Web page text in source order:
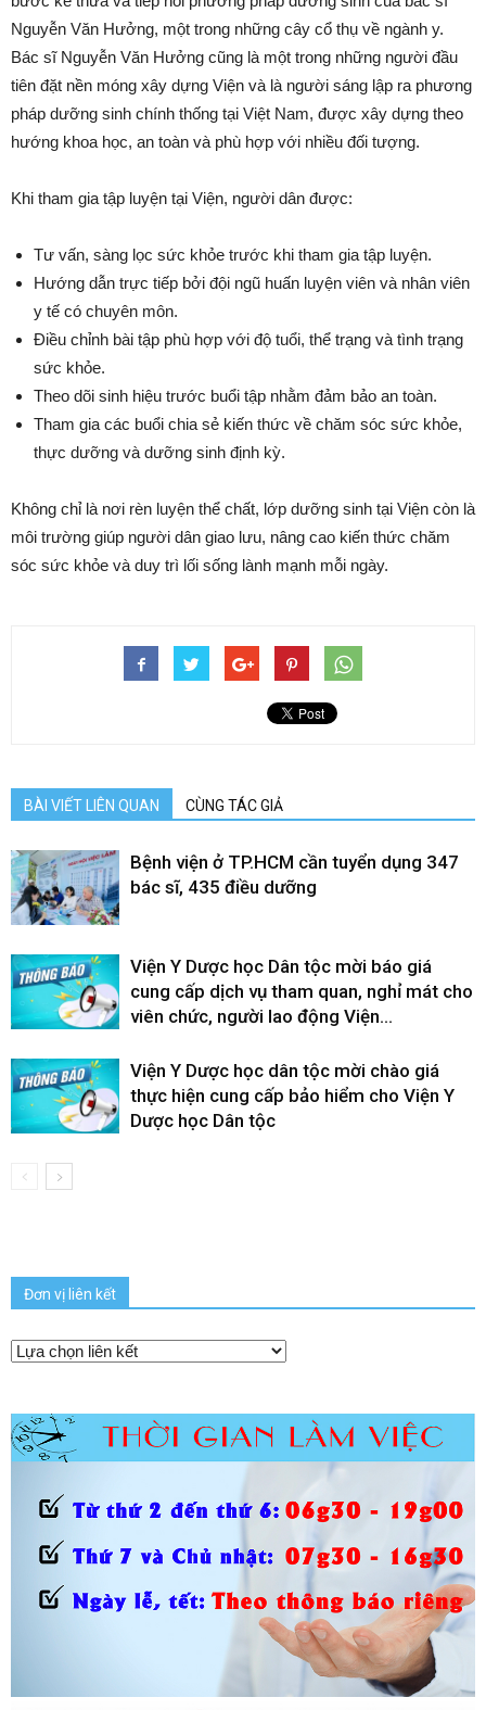
Nguyễn Văn Hưởng, một trong những cây cổ thụ về ngành y.
Bác sĩ Nguyễn Văn Hưởng cũng là một trong những người đầu
tiên đặt nền móng xây dựng Viện và là người sáng lập ra phương
pháp dưỡng sinh chính thống tại Việt Nam, được xây dựng theo
hướng khoa học, an toàn và phù hợp với nhiều đối tượng.
Khi tham gia tập luyện tại Viện, người dân được:
Tư vấn, sàng lọc sức khỏe trước khi tham gia tập luyện.
Hướng dẫn trực tiếp bởi đội ngũ huấn luyện viên và nhân viên
y tế có chuyên môn.
Điều chỉnh bài tập phù hợp với độ tuổi, thể trạng và tình trạng
sức khỏe.
Theo dõi sinh hiệu trước buổi tập nhằm đảm bảo an toàn.
Tham gia các buổi chia sẻ kiến thức về chăm sóc sức khỏe,
thực dưỡng và dưỡng sinh định kỳ.
Không chỉ là nơi rèn luyện thể chất, lớp dưỡng sinh tại Viện còn là
môi trường giúp người dân giao lưu, nâng cao kiến thức chăm
sóc sức khỏe và duy trì lối sống lành mạnh mỗi ngày.
BÀI VIẾT LIÊN QUAN CÙNG TÁC GIẢ
Bệnh viện ở TP.HCM cần tuyển dụng 347
bác sĩ, 435 điều dưỡng
Viện Y Dược học Dân tộc mời báo giá
cung cấp dịch vụ tham quan, nghỉ mát cho
viên chức, người lao động Viện...
Viện Y Dược học dân tộc mời chào giá
thực hiện cung cấp bảo hiểm cho Viện Y
Dược học Dân tộc
Đơn vị liên kết